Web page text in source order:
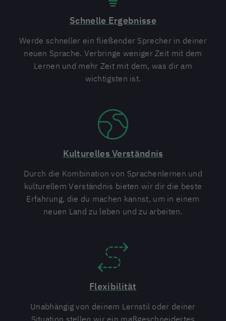
Schnelle Ergebnisse
Werde schneller ein fließender Sprecher in deiner
neuen Sprache. Verbringe weniger Zeit mit dem
Lernen und mehr Zeit mit dem, was dir am
wichtigsten ist.
Kulturelles Verständnis
Durch die Kombination von Sprachenlernen und
kulturellem Verständnis bieten wir dir die beste
Erfahrung, die du machen kannst, um in einem
neuen Land zu leben und zu arbeiten.
Flexibilität
Unabhängig von deinem Lernstil oder deiner
Situation stellen wir ein maßgeschneidertes